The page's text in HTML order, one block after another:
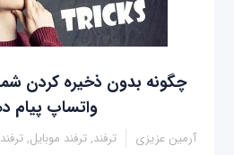
چگونه بدون ذخیره کردن
واتساپ پیام
آرمین عزیزی ترفند, ترفند موبایل,